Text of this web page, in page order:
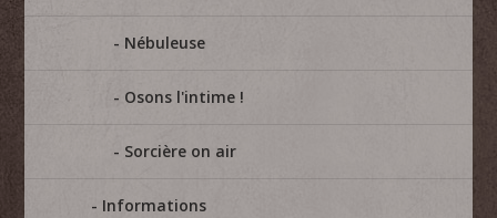
Nébuleuse
Osons l'intime !
Sorcière on air
Informations